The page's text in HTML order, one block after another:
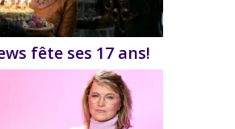
fête ses 17 ans!